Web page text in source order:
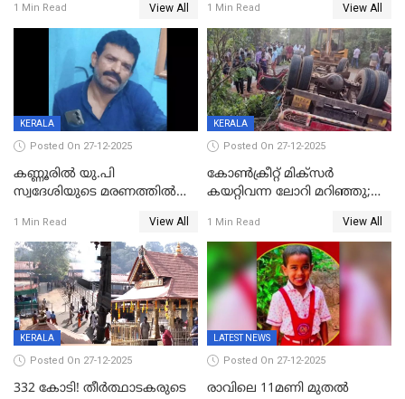
എട്ട് പേര്‍ ഉള്‍പ്പെടെ
പത്തുപേരെ പുറത്താക്കി,
ചൊവ്വന്നൂരിലും നടപടി
1 Min Read View All
അപകടം മലപ്പുറത്ത്
1 Min Read View All
KERALA
Posted On 27-12-2025
കണ്ണൂരിൽ യു.പി
സ്വദേശിയുടെ മരണത്തിൽ
കേസ്; തർക്കമുണ്ടായത്
ഫേഷ്യലിന് 300 രൂപ
ആവശ്യപ്പെട്ടതിനെച്ചൊല്ലി
1 Min Read View All
KERALA
Posted On 27-12-2025
കോണ്‍ക്രീറ്റ് മിക്‌സര്‍
കയറ്റിവന്ന ലോറി മറിഞ്ഞു;
അപകടം കണ്ണൂരിൽ
1 Min Read View All
KERALA
Posted On 27-12-2025
332 കോടി! തീർത്ഥാടകരുടെ
LATEST NEWS
Posted On 27-12-2025
രാവിലെ 11മണി മുതൽ